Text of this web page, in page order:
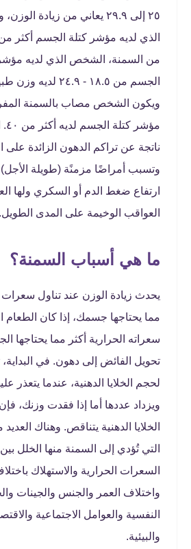
٢٥ إلى ٢٩.٩ يعاني من زيادة
من السمنة، الشخص الذي لديه
الجسم من ١٨.٥ - ٢٤.٩ لديه
ويكون الشخص مصاب بالسمنة
ناتجة عن تراكم الدهون الزائدة
وتسبب أمراضًا مزمنًة (طويلة
ارتفاع ضغط الدم أو السكري ولها
العواقب الوخيمة على المدى
ما هي أسباب السمنة؟
يحدث زيادة الوزن عند تناول سعرات
مما يحتاجها جسمك، إذا كان الطعام
سعراته الحرارية أكثر مما يحتاجها
تحويل الفائض إلى دهون. في
لحجم الخلايا الدهنية، عندما يتعذر
ويزداد عددها أما إذا فقدت وزنك،
الخلايا الدهنية يتناقص. وهناك
التي تُؤدي إلى السمنة منها الخلل
السعرات الحرارية والاستهلاك
واختلاف العمر والجنس والجينات
النفسية والعوامل الاجتماعية
والبيئية.